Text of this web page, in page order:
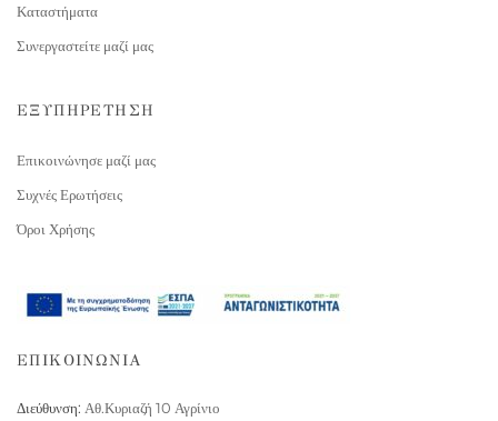
Καταστήματα
Συνεργαστείτε μαζί μας
ΕΞΥΠΗΡΕΤΗΣΗ
Επικοινώνησε μαζί μας
Συχνές Ερωτήσεις
Όροι Χρήσης
ΕΠΙΚΟΙΝΩΝΙΑ
Διεύθυνση: Αθ.Κυριαζή 10 Αγρίνιο